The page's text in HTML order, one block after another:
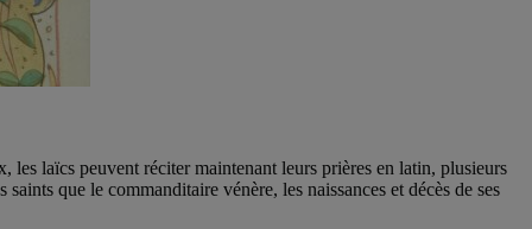
laïcs peuvent réciter maintenant leurs prières en latin, plusieurs
que le commanditaire vénère, les naissances et décès de ses